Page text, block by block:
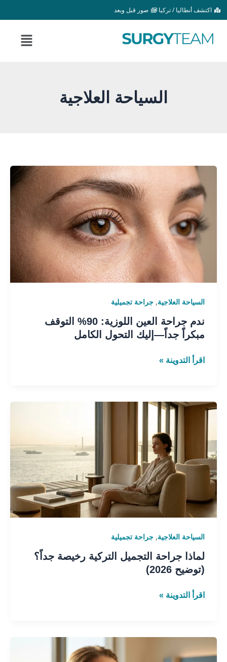
تخطي
إلى
المحتوى
اكتشف أنطاليا / تركيا صور قبل وبعد
القائمة
السياحة العلاجية
السياحة العلاجية, جراحة تجميلية
ندم جراحة العين اللوزية: 90% التوقف
مبكراً جداً—إليك التحول الكامل
ندم
جراحة
العين
اللوزية:
90%
التوقف
مبكراً
جداً
التحول
اقرأ التدوينة »
السياحة العلاجية, جراحة تجميلية
لماذا جراحة التجميل التركية رخيصة جداً؟
(توضيح 2026)
لماذا
رخيصة
2026)
اقرأ التدوينة »
دولة